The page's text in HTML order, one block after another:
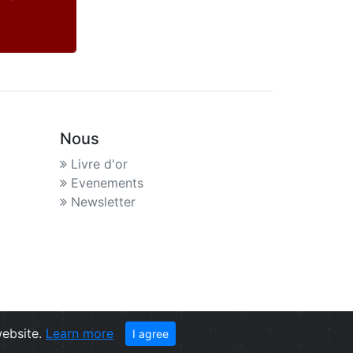
Nous
Livre d'or
Evenements
Newsletter
Learn more I agree